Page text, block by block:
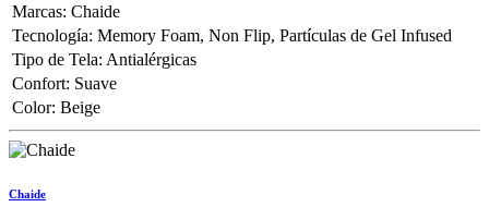
Marcas: Chaide
Tecnología: Memory Foam, Non Flip, Partículas de Gel Infused
Tipo de Tela: Antialérgicas
Confort: Suave
Color: Beige
Chaide